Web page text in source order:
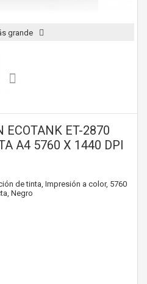
grande
ECOTANK ET-2870
A4 5760 X 1440 DPI
de tinta, Impresión a color, 5760
Negro